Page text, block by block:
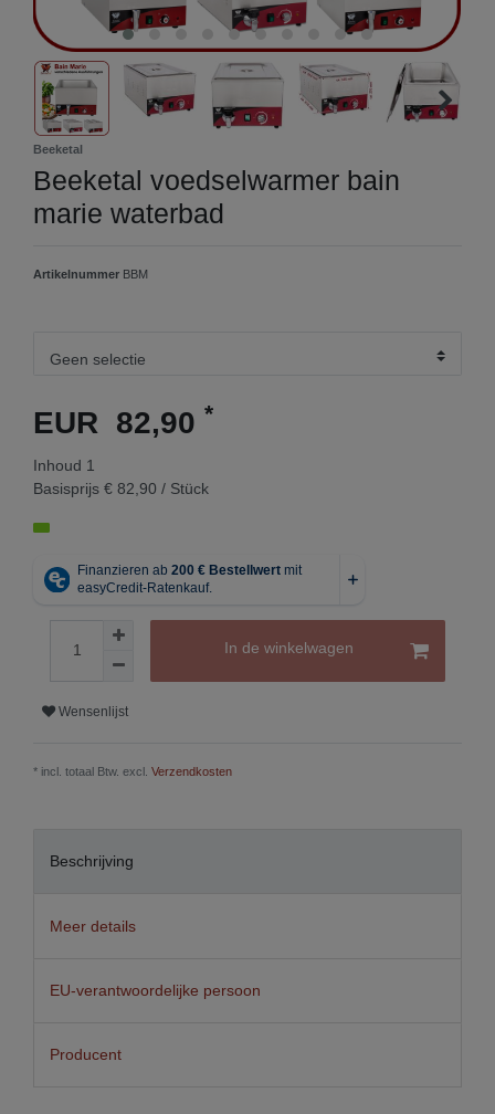
Beeketal
Beeketal voedselwarmer bain
marie waterbad
Artikelnummer BBM
EUR 82,90 *
Inhoud 1
Basisprijs € 82,90 / Stück
In de winkelwagen
Wensenlijst
* incl. totaal Btw. excl. Verzendkosten
Beschrijving
Meer details
EU-verantwoordelijke persoon
Producent